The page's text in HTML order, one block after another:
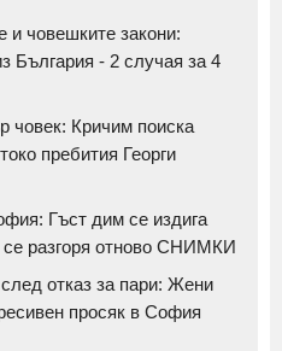
и човешките закони:
България - 2 случая за 4
човек: Кричим поиска
пребития Георги
Гъст дим се издига
се разгоря отново СНИМКИ
отказ за пари: Жени
просяк в София